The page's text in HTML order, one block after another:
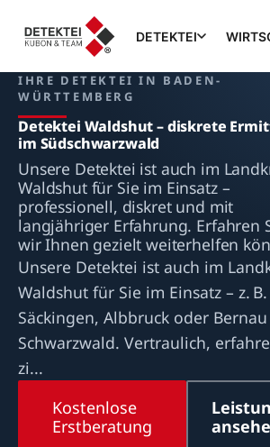
DETEKTEI
IHRE DETEKTEI IN BADEN-
WÜRTTEMBERG
Detektei Waldshut – diskrete
im Südschwarzwald
Unsere Detektei ist auch im
Waldshut für Sie im Einsatz –
professionell, diskret und mit
langjähriger Erfahrung. Erfahren
wir Ihnen gezielt weiterhelfen
Unsere Detektei ist auch im
Waldshut für Sie im Einsatz – z.
Säckingen, Albbruck oder
Schwarzwald. Vertraulich,
zi...
Kostenlose
Erstberatung